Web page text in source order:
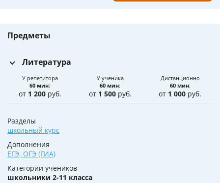
Предметы
Литература
У репетитора
60 мин:
от 1 200руб.
У ученика
60 мин:
от 1 500руб.
Дистанционно
60 мин:
от 1 000 руб.
Разделы
школьный курс
Дополнения
ЕГЭ, ОГЭ (ГИА)
Категории учеников
школьники 2-11 класса